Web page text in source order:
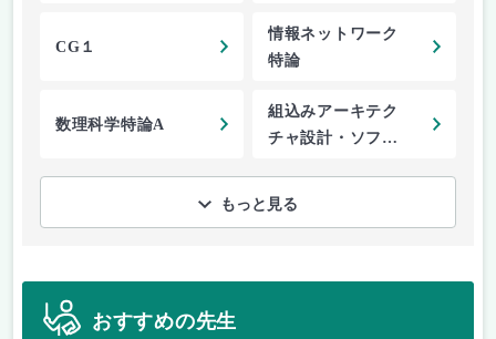
CG１
情報ネットワーク
特論
数理科学特論A
組込みアーキテク
チャ設計・ソフト
もっと見る
おすすめの先生